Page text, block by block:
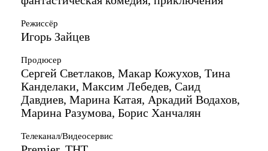
Режиссёр
Игорь Зайцев
Продюсер
Сергей Светлаков, Макар Кожухов, Тина
Канделаки, Максим Лебедев, Саид
Давдиев, Марина Катая, Аркадий Водахов,
Марина Разумова, Борис Ханчалян
Телеканал/Видеосервис